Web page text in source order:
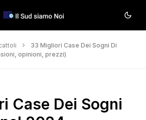
33 Migliori Case Dei Sogni Di
opinioni, prezzi)
Case Dei Sogni